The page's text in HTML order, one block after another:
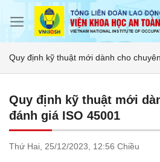
Quy định kỹ thuật mới dành cho
Quy định kỹ thuật mới
đánh giá ISO 45001
Thứ Hai, 25/12/2023, 12:56 Chiều